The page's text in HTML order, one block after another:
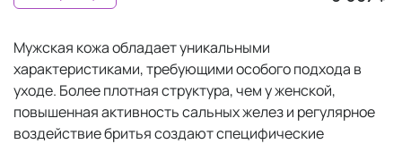
Мужская кожа обладает уникальными
характеристиками, требующими особого подхода в
уходе. Более плотная структура, чем у женской,
повышенная активность сальных желез и регулярное
воздействие бритья создают специфические